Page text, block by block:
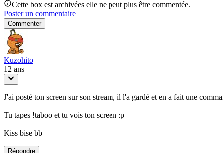
Cette box est archivées elle ne peut plus être commentée.
Poster un commentaire
Commenter
Kuzohito
12 ans
J'ai posté ton screen sur son stream, il l'a gardé et en a fait une
Tu tapes !taboo et tu vois ton screen :p
Kiss bise bb
Répondre